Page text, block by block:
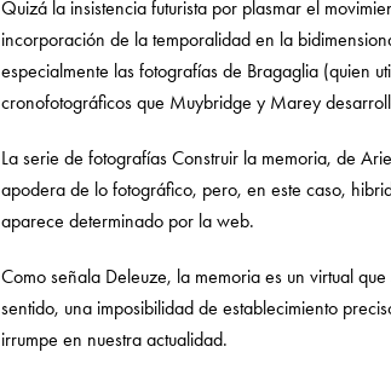
Quizá la insistencia futurista por plasmar el
incorporación de la temporalidad en la
especialmente las fotografías de Bragaglia (quien
cronofotográficos que Muybridge y Marey
La serie de fotografías Construir la memoria, de
apodera de lo fotográfico, pero, en este caso,
aparece determinado por la web.
Como señala Deleuze, la memoria es un virtual
sentido, una imposibilidad de establecimiento
irrumpe en nuestra actualidad.